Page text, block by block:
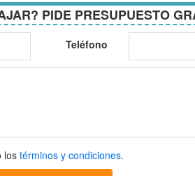
PIDE PRESUPUESTO
Teléfono
lostérminos y condiciones.